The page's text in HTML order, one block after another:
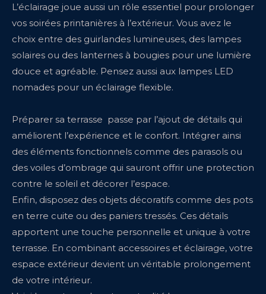
L’éclairage joue aussi un rôle essentiel pour prolonger
vos soirées printanières à l’extérieur. Vous avez le
choix entre des guirlandes lumineuses, des lampes
solaires ou des lanternes à bougies pour une lumière
douce et agréable. Pensez aussi aux lampes LED
nomades pour un éclairage flexible.
Préparer sa terrasse passe par l’ajout de détails qui
améliorent l’expérience et le confort. Intégrer ainsi
des éléments fonctionnels comme des parasols ou
des voiles d’ombrage qui sauront offrir une protection
contre le soleil et décorer l’espace.
Enfin, disposez des objets décoratifs comme des pots
en terre cuite ou des paniers tressés. Ces détails
apportent une touche personnelle et unique à votre
terrasse. En combinant accessoires et éclairage, votre
espace extérieur devient un véritable prolongement
de votre intérieur.